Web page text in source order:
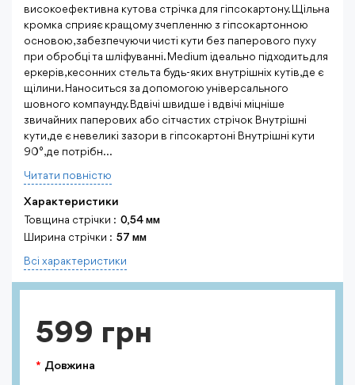
високоефективна кутова стрічка для гіпсокартону. Щільна
кромка сприяє кращому зчепленню з гіпсокартонною
основою, забезпечуючи чисті кути без паперового пуху
при обробці та шліфуванні. Medium ідеально підходить для
еркерів, кесонних стель та будь-яких внутрішніх кутів, де є
щілини. Наноситься за допомогою універсального
шовного компаунду. Вдвічі швидше і вдвічі міцніше
звичайних паперових або сітчастих стрічок Внутрішні
кути, де є невеликі зазори в гіпсокартоні Внутрішні кути
90°, де потрібн...
Читати повнiстю
Характеристики
Товщина стрічки : 0,54 мм
Ширина стрічки : 57 мм
Всi характеристики
599 грн
Довжина